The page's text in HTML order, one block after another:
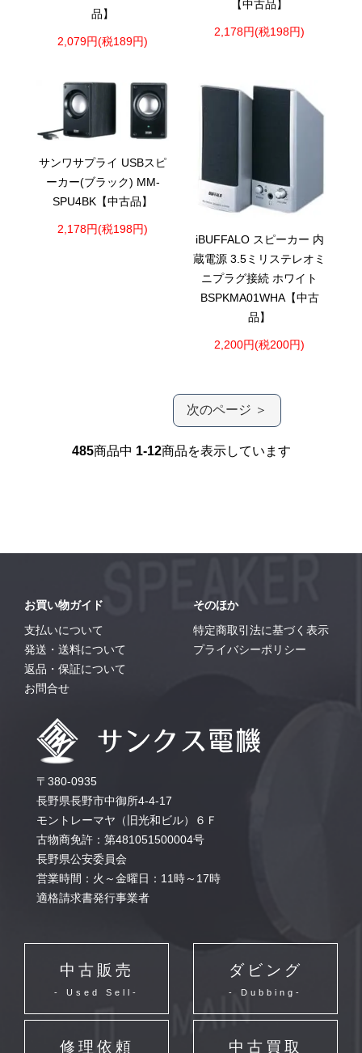
品】
2,079円(税189円)
【中古品】
2,178円(税198円)
サンワサプライ USBスピ
ーカー(ブラック) MM-
SPU4BK【中古品】
2,178円(税198円)
iBUFFALO スピーカー 内
蔵電源 3.5ミリステレオミ
ニプラグ接続 ホワイト
BSPKMA01WHA【中古
品】
2,200円(税200円)
次のページ ＞
485商品中 1-12商品を表示しています
お買い物ガイド
支払いについて
発送・送料について
返品・保証について
お問合せ
そのほか
特定商取引法に基づく表示
プライバシーポリシー
〒380-0935
長野県長野市中御所4-4-17
モントレーマヤ（旧光和ビル）６Ｆ
古物商免許：第481051500004号
長野県公安委員会
営業時間：火～金曜日：11時～17時
適格請求書発行事業者
中古販売
- Used Sell-
ダビング
- Dubbing-
修理依頼 中古買取